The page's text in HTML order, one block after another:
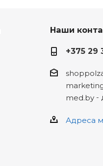
Наши
+375 29
med.by-
Адреса